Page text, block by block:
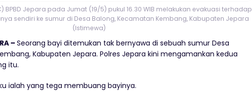
BPBD Jepara pada Jumat (19/5) pukul 16.30 WIB melakukan evakuasi terhadap
sendiri ke sumur di Desa Balong, Kecamatan Kembang, Kabupaten Jepara
(Istimewa)
–Seorang bayi ditemukan tak bernyawa di sebuah sumur Desa
Kabupaten Jepara. Polres Jepara kini mengamankan kedua
itu.
ialah yang tega membuang bayinya.